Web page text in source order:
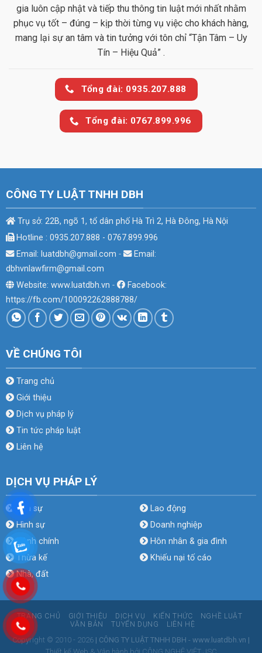
gia luôn cập nhật và tiếp thu thông tin luật mới nhất nhằm
phục vụ tốt – đúng – kịp thời từng vụ việc cho khách hàng,
mang lại sự an tâm và tin tưởng với tôn chỉ “Tận Tâm – Uy
Tín – Hiệu Quả” .
Tổng đài: 0935.207.888
Tổng đài: 0767.899.996
CÔNG TY LUẬT TNHH DBH
Trụ sở: 22B, ngõ 1, tổ dân phố Hà Trì 2, Hà Đông, Hà Nội
Hotline : 0935.207.888 - 0767.899.996
Email: luatdbh@gmail.com -
Email:
dbhvnlawfirm@gmail.com
Website: www.luatdbh.vn -
Facebook:
https://fb.com/100092262888788/
VỀ CHÚNG TÔI
Trang chủ
Giới thiệu
Dịch vụ pháp lý
Tin tức pháp luật
Liên hệ
DỊCH VỤ PHÁP LÝ
Dân sự
Hình sự
Hành chính
Thừa kế
Nhà, đất
Lao động
Doanh nghiệp
Hôn nhân & gia đình
Khiếu nại tố cáo
TRANG CHỦ GIỚI THIỆU DỊCH VỤ KIẾN THỨC
NGHỀ LUẬT
VĂN BẢN
TUYỂN DỤNG LIÊN HỆ
Copyright © 2010 - 2026 | CÔNG TY LUẬT TNHH DBH - www.luatdbh.vn |